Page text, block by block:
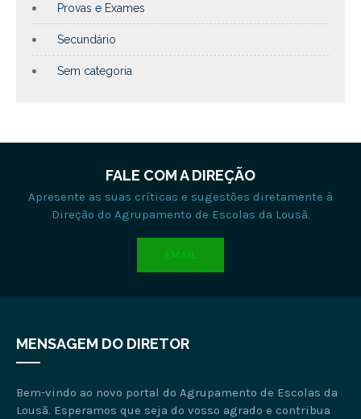
Provas e Exames
Secundário
Sem categoria
FALE COM A DIREÇÃO
Apresente as suas críticas e sugestões diretamente à
Direção do Agrupamento de Escolas da Lousã.
EMAIL
MENSAGEM DO DIRETOR
Bem-vindo ao novo portal do Agrupamento de Escolas da
Lousã. Esperamos que seja do vosso agrado e contribua